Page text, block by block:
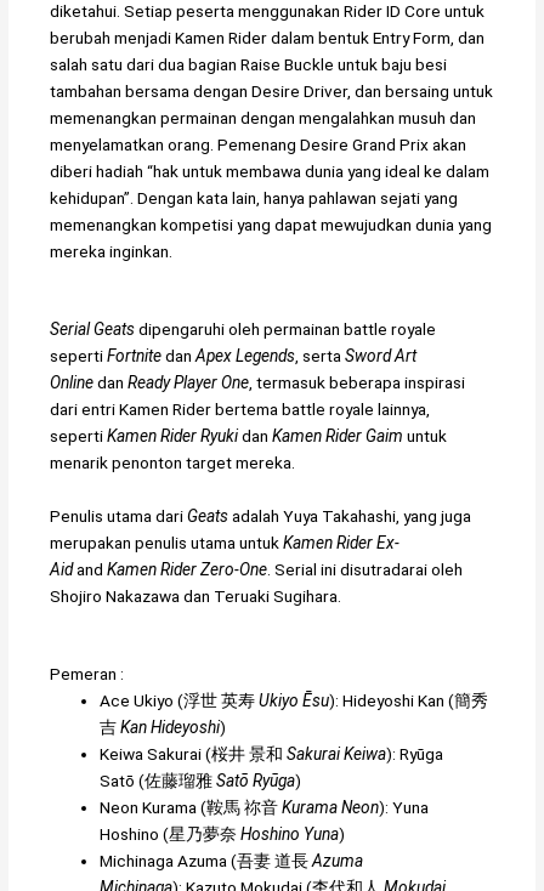
diketahui. Setiap peserta menggunakan Rider ID Core untuk
berubah menjadi Kamen Rider dalam bentuk Entry Form, dan
salah satu dari dua bagian Raise Buckle untuk baju besi
tambahan bersama dengan Desire Driver, dan bersaing untuk
memenangkan permainan dengan mengalahkan musuh dan
menyelamatkan orang. Pemenang Desire Grand Prix akan
diberi hadiah “hak untuk membawa dunia yang ideal ke dalam
kehidupan”. Dengan kata lain, hanya pahlawan sejati yang
memenangkan kompetisi yang dapat mewujudkan dunia yang
mereka inginkan.
Serial Geatsdipengaruhi oleh permainan battle royale
sepertiFortnitedanApex Legends , sertaSword Art
OnlinedanReady Player One , termasuk beberapa inspirasi
dari entri Kamen Rider bertema battle royale lainnya,
sepertiKamen Rider RyukidanKamen Rider Gaim untuk
menarik penonton target mereka.
Penulis utama dariGeatsadalah Yuya Takahashi, yang juga
merupakan penulis utama untukKamen Rider Ex-
AidandKamen Rider Zero-One . Serial ini disutradarai oleh
Shojiro Nakazawa dan Teruaki Sugihara.
Pemeran :
Ace Ukiyo (浮世 英寿Ukiyo Ēsu): Hideyoshi Kan (簡秀
吉Kan Hideyoshi)
Keiwa Sakurai (桜井 景和 Sakurai Keiwa): Ryūga
Satō (佐藤瑠雅Satō Ryūga)
Neon Kurama (鞍馬 祢音Kurama Neon): Yuna
Hoshino (星乃夢奈 Hoshino Yuna)
Michinaga Azuma (吾妻 道長Azuma
Michinaga): Kazuto Mokudai (杢代和人 Mokudai